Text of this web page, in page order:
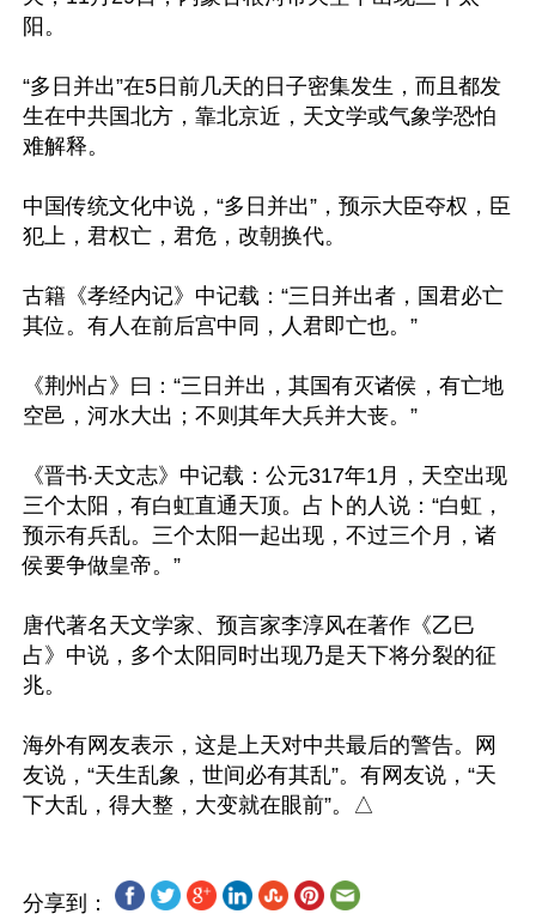
阳。
“多日并出”在5日前几天的日子密集发生，而且都发
生在中共国北方，靠北京近，天文学或气象学恐怕
难解释。
中国传统文化中说，“多日并出”，预示大臣夺权，臣
犯上，君权亡，君危，改朝换代。
古籍《孝经内记》中记载：“三日并出者，国君必亡
其位。有人在前后宫中同，人君即亡也。”
《荆州占》曰：“三日并出，其国有灭诸侯，有亡地
空邑，河水大出；不则其年大兵并大丧。”
《晋书‧天文志》中记载：公元317年1月，天空出现
三个太阳，有白虹直通天顶。占卜的人说：“白虹，
预示有兵乱。三个太阳一起出现，不过三个月，诸
侯要争做皇帝。”
唐代著名天文学家、预言家李淳风在著作《乙巳
占》中说，多个太阳同时出现乃是天下将分裂的征
兆。
海外有网友表示，这是上天对中共最后的警告。网
友说，“天生乱象，世间必有其乱”。有网友说，“天
分享到：